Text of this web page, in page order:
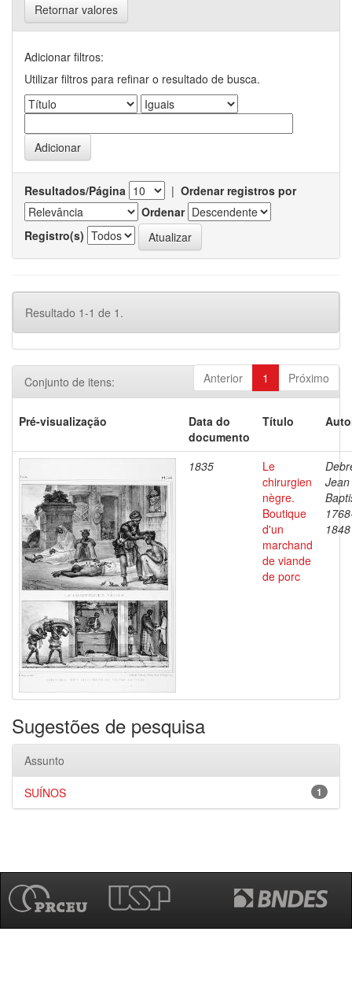
Retornar valores
Adicionar filtros:
Utilizar filtros para refinar o resultado de busca.
Resultados/Página | Ordenar registros por
Ordenar
Registro(s)
Resultado 1-1 de 1.
Anterior 1 Próximo
Conjunto de itens:
Pré-visualização
Data do
documento
Título
1835
Le
chirurgien
nègre.
Boutique
d'un
marchand
de viande
de porc
Jean
1848
Sugestões de pesquisa
Assunto
1
SUÍNOS